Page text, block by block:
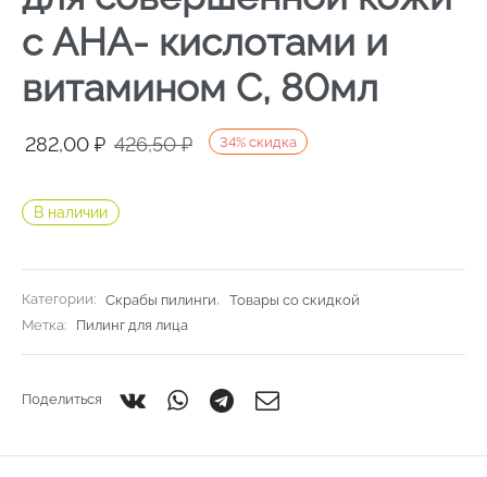
с АНА- кислотами и
витамином С, 80мл
34% скидка
426,50₽
Первоначальная
составляла
282,00 ₽
Текущая
282,00 ₽.
В наличии
Категории: Скрабы пилинги,
Товары со скидкой
Метка:
Пилинг для лица
Поделиться